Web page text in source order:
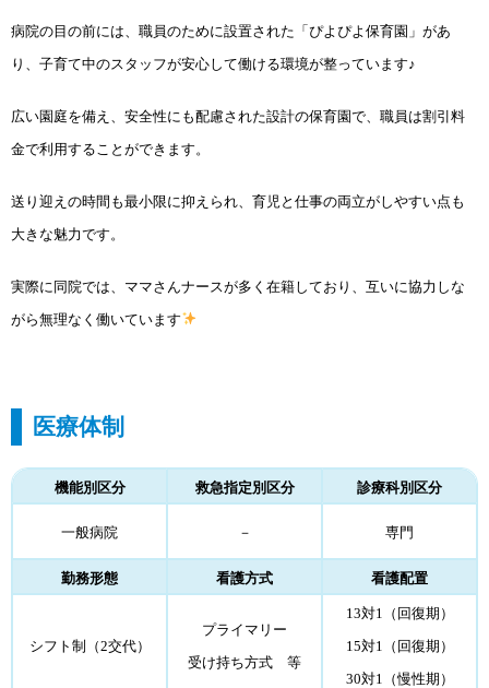
病院の目の前には、職員のために設置された「ぴよぴよ保育園」があ
り、子育て中のスタッフが安心して働ける環境が整っています♪
広い園庭を備え、安全性にも配慮された設計の保育園で、職員は割引料
金で利用することができます。
送り迎えの時間も最小限に抑えられ、育児と仕事の両立がしやすい点も
大きな魅力です。
実際に同院では、ママさんナースが多く在籍しており、互いに協力しな
がら無理なく働いています
医療体制
機能別区分 救急指定別区分 診療科別区分
一般病院 － 専門
勤務形態 看護方式 看護配置
シフト制（2交代）
プライマリー
受け持ち方式 等
13対1（回復期）
15対1（回復期）
30対1（慢性期）